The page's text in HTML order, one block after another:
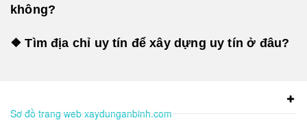
không?
❖ Tìm địa chỉ uy tín để xây dựng uy tín ở đâu?
Sơ đồ trang web xaydunganbinh.com